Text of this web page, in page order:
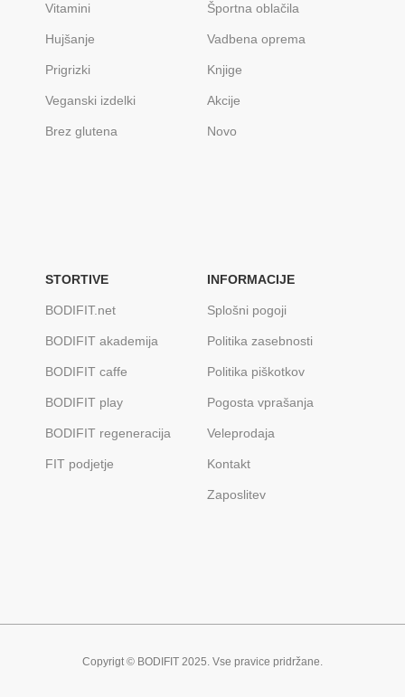
Vitamini
Hujšanje
Prigrizki
Veganski izdelki
Brez glutena
Športna oblačila
Vadbena oprema
Knjige
Akcije
Novo
STORTIVE
BODIFIT.net
BODIFIT akademija
BODIFIT caffe
BODIFIT play
BODIFIT regeneracija
FIT podjetje
INFORMACIJE
Splošni pogoji
Politika zasebnosti
Politika piškotkov
Pogosta vprašanja
Veleprodaja
Kontakt
Zaposlitev
Copyrigt © BODIFIT 2025. Vse pravice pridržane.